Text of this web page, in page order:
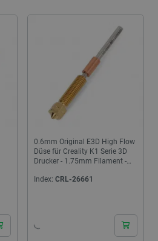
0.6mm Original E3D High Flow
Düse für Creality K1 Serie 3D
Drucker - 1.75mm Filament -
Index: CRL-26661